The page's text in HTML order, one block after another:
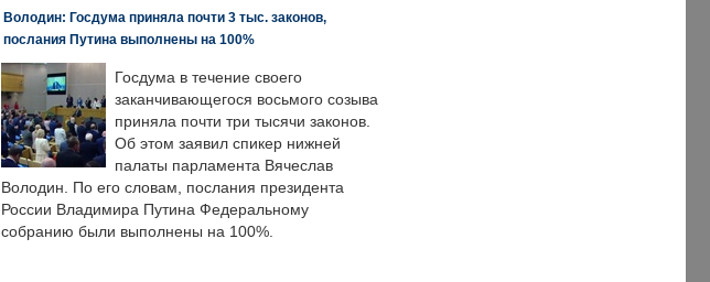
Володин: Госдума приняла почти 3 тыс. законов,
послания Путина выполнены на 100%
Госдума в течение своего
заканчивающегося восьмого созыва
приняла почти три тысячи законов.
Об этом заявил спикер нижней
палаты парламента Вячеслав
Володин. По его словам, послания президента
России Владимира Путина Федеральному
собранию были выполнены на 100%.